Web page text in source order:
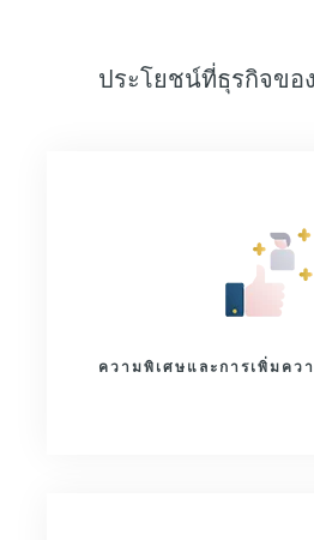
ประโยชน์ที่ธุรกิจข
ความพิเศษและการเพิ่มคว